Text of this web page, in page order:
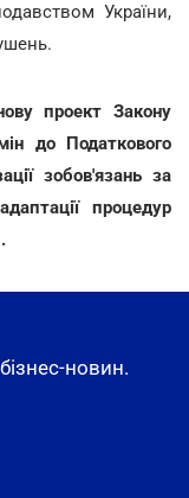
України,
проект Закону
до Податкового
зобов'язань за
процедур
новин.